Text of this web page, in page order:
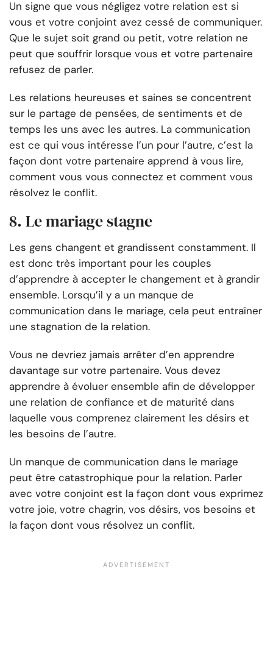
Un signe que vous négligez votre relation est si
vous et votre conjoint avez cessé de communiquer.
Que le sujet soit grand ou petit, votre relation ne
peut que souffrir lorsque vous et votre partenaire
refusez de parler.
Les relations heureuses et saines se concentrent
sur le partage de pensées, de sentiments et de
temps les uns avec les autres. La communication
est ce qui vous intéresse l’un pour l’autre, c’est la
façon dont votre partenaire apprend à vous lire,
comment vous vous connectez et comment vous
résolvez le conflit.
8. Le mariage stagne
Les gens changent et grandissent constamment. Il
est donc très important pour les couples
d’apprendre à accepter le changement et à grandir
ensemble. Lorsqu’il y a un manque de
communication dans le mariage, cela peut entraîner
une stagnation de la relation.
Vous ne devriez jamais arrêter d’en apprendre
davantage sur votre partenaire. Vous devez
apprendre à évoluer ensemble afin de développer
une relation de confiance et de maturité dans
laquelle vous comprenez clairement les désirs et
les besoins de l’autre.
Un manque de communication dans le mariage
peut être catastrophique pour la relation. Parler
avec votre conjoint est la façon dont vous exprimez
votre joie, votre chagrin, vos désirs, vos besoins et
la façon dont vous résolvez un conflit.